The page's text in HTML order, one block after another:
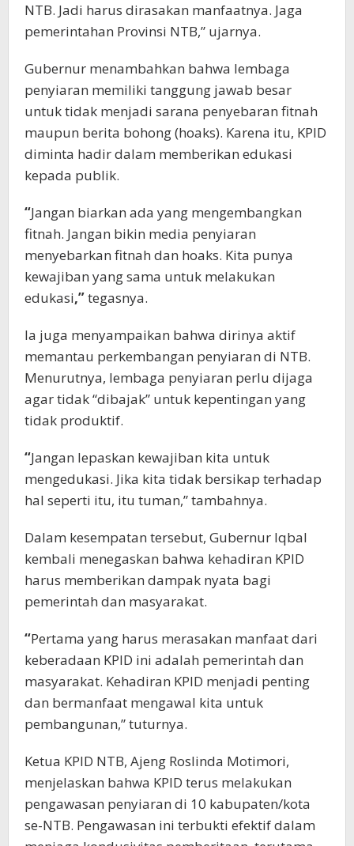
NTB. Jadi harus dirasakan manfaatnya. Jaga
pemerintahan Provinsi NTB,” ujarnya.
Gubernur menambahkan bahwa lembaga
penyiaran memiliki tanggung jawab besar
untuk tidak menjadi sarana penyebaran fitnah
maupun berita bohong (hoaks). Karena itu, KPID
diminta hadir dalam memberikan edukasi
kepada publik.
“Jangan biarkan ada yang mengembangkan
fitnah. Jangan bikin media penyiaran
menyebarkan fitnah dan hoaks. Kita punya
kewajiban yang sama untuk melakukan
edukasi,”tegasnya.
Ia juga menyampaikan bahwa dirinya aktif
memantau perkembangan penyiaran di NTB.
Menurutnya, lembaga penyiaran perlu dijaga
agar tidak “dibajak” untuk kepentingan yang
tidak produktif.
“Jangan lepaskan kewajiban kita untuk
mengedukasi. Jika kita tidak bersikap terhadap
hal seperti itu, itu tuman,” tambahnya.
Dalam kesempatan tersebut, Gubernur Iqbal
kembali menegaskan bahwa kehadiran KPID
harus memberikan dampak nyata bagi
pemerintah dan masyarakat.
“Pertama yang harus merasakan manfaat dari
keberadaan KPID ini adalah pemerintah dan
masyarakat. Kehadiran KPID menjadi penting
dan bermanfaat mengawal kita untuk
pembangunan,” tuturnya.
Ketua KPID NTB, Ajeng Roslinda Motimori,
menjelaskan bahwa KPID terus melakukan
pengawasan penyiaran di 10 kabupaten/kota
se-NTB. Pengawasan ini terbukti efektif dalam